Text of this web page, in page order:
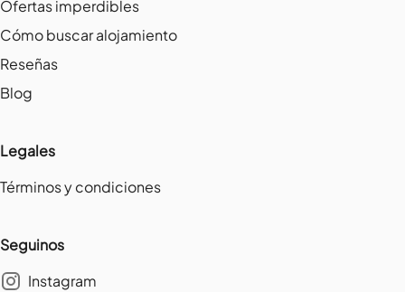
Ofertas imperdibles
Cómo buscar alojamiento
Reseñas
Blog
Legales
Términos y condiciones
Seguinos
Instagram